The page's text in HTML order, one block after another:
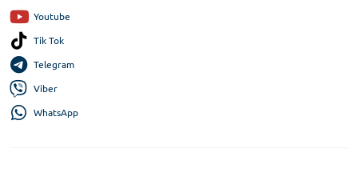
Youtube
Tik Tok
Telegram
Viber
WhatsApp